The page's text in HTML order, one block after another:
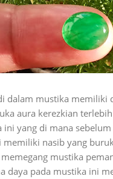
dalam mustika memiliki
aura kerezkian
ini yang di mana
nasib yang
mustika
daya pada mustika ini